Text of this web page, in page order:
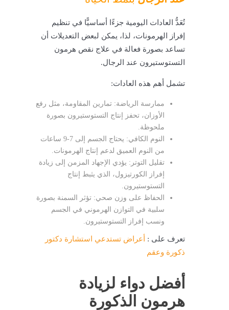
تُعَدُّ العادات اليومية جزءًا أساسيًّا في تنظيم
إفراز الهرمونات، لذا، يمكن لبعض التعديلات أن
تساعد بصورة فعالة في علاج نقص هرمون
التستوستيرون عند الرجال.
تشمل أهم هذه العادات:
ممارسة الرياضة: تمارين المقاومة، مثل رفع
الأوزان، تحفز إنتاج التستوستيرون بصورة
ملحوظة.
النوم الكافي: يحتاج الجسم إلى 7-9 ساعات
من النوم العميق لدعم إنتاج الهرمونات.
تقليل التوتر: يؤدي الإجهاد المزمن إلى زيادة
إفراز الكورتيزول، الذي يثبط إنتاج
التستوستيرون.
الحفاظ على وزن صحي: تؤثر السمنة بصورة
سلبية في التوازن الهرموني في الجسم
ونسب إفراز التستوستيرون.
تعرف على :
أعراض تستدعي استشارة دكتور
ذكورة وعقم
أفضل دواء لزيادة
هرمون الذكورة